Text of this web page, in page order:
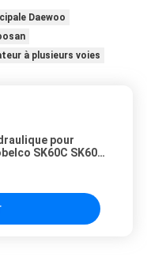
Daewoo
à plusieurs voies
pour
SK60C SK60-
principale